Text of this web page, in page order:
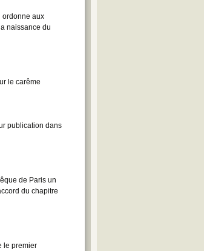
ordonne aux
naissance du
le carême
publication dans
de Paris un
du chapitre
le premier